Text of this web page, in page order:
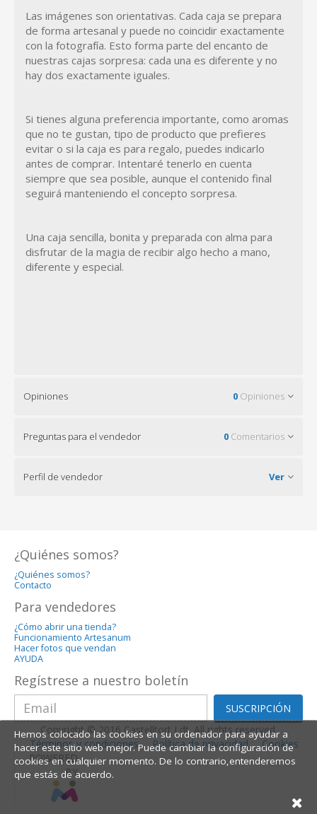
Las imágenes son orientativas. Cada caja se prepara
de forma artesanal y puede no coincidir exactamente
con la fotografía. Esto forma parte del encanto de
nuestras cajas sorpresa: cada una es diferente y no
hay dos exactamente iguales.
Si tienes alguna preferencia importante, como aromas
que no te gustan, tipo de producto que prefieres
evitar o si la caja es para regalo, puedes indicarlo
antes de comprar. Intentaré tenerlo en cuenta
siempre que sea posible, aunque el contenido final
seguirá manteniendo el concepto sorpresa.
Una caja sencilla, bonita y preparada con alma para
disfrutar de la magia de recibir algo hecho a mano,
diferente y especial.
Opiniones 0 Opiniones
Preguntas para el vendedor 0 Comentarios
Perfil de vendedor Ver
¿Quiénes somos?
¿Quiénes somos?
Contacto
Para vendedores
¿Cómo abrir una tienda?
Funcionamiento Artesanum
Hacer fotos que vendan
AYUDA
Regístrese a nuestro boletín
SUSCRIPCIÓN
Copyright © 2016 Castelltort Ldt. All rights reserved.
Términos y condiciones
Política de privacidad
Cookies
POWERED
BY
Hemos colocado las cookies en su ordenador para ayudar a
hacer este sitio web mejor. Puede cambiar la configuración de
cookies en cualquier momento. De lo contrario,entenderemos
que estás de acuerdo.